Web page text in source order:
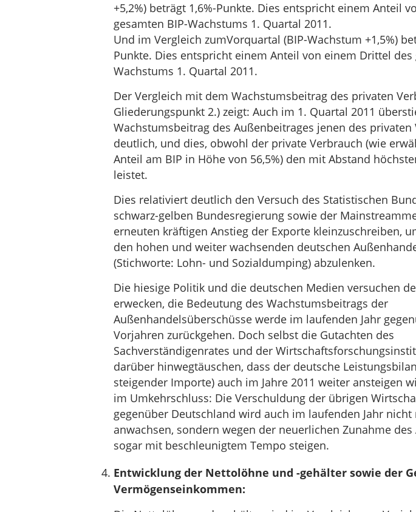
+5,2%) beträgt 1,6%-Punkte. Dies entspricht einem Anteil
gesamten BIP-Wachstums 1. Quartal 2011.
Und im Vergleich zumVorquartal (BIP-Wachstum +1,5%)
Punkte. Dies entspricht einem Anteil von einem Drittel des
Wachstums 1. Quartal 2011.
Der Vergleich mit dem Wachstumsbeitrag des privaten
Gliederungspunkt 2.) zeigt: Auch im 1. Quartal 2011
Wachstumsbeitrag des Außenbeitrages jenen des privaten
deutlich, und dies, obwohl der private Verbrauch (wie
Anteil am BIP in Höhe von 56,5%) den mit Abstand
leistet.
Dies relativiert deutlich den Versuch des Statistischen
schwarz-gelben Bundesregierung sowie der
erneuten kräftigen Anstieg der Exporte kleinzuschreiben,
den hohen und weiter wachsenden deutschen
(Stichworte: Lohn- und Sozialdumping) abzulenken.
Die hiesige Politik und die deutschen Medien versuchen
erwecken, die Bedeutung des Wachstumsbeitrags der
Außenhandelsüberschüsse werde im laufenden Jahr
Vorjahren zurückgehen. Doch selbst die Gutachten des
Sachverständigenrates und der
darüber hinwegtäuschen, dass der deutsche
steigender Importe) auch im Jahre 2011 weiter ansteigen
im Umkehrschluss: Die Verschuldung der übrigen
gegenüber Deutschland wird auch im laufenden Jahr
anwachsen, sondern wegen der neuerlichen Zunahme
sogar mit beschleunigtem Tempo steigen.
Entwicklung der Nettolöhne und -gehälter sowie der
Vermögenseinkommen: